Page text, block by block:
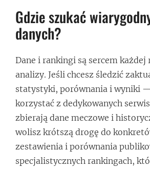
Gdzie szukać
danych?
Dane i rankingi są sercem każdej
analizy. Jeśli chcesz śledzić
statystyki, porównania i wyniki
korzystać z dedykowanych
zbierają dane meczowe i
wolisz krótszą drogę do
zestawienia i porównania
specjalistycznych rankingach,